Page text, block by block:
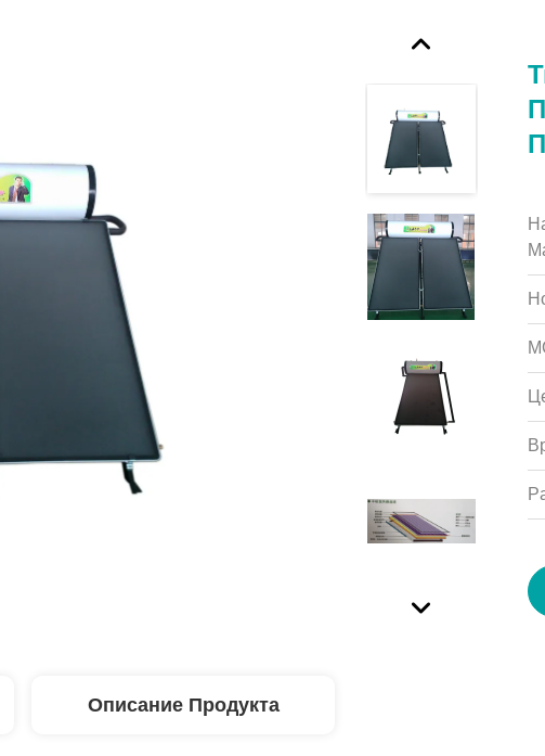
Описание Продукта